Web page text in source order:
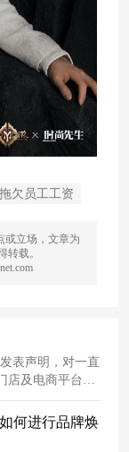
欠员工工资
或立场，文章为
转载。
表声明，对一直
店及电商平台均
何进行品牌焕